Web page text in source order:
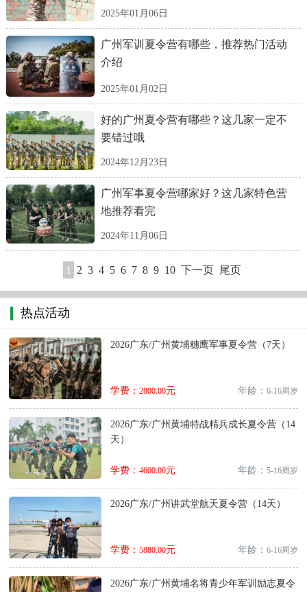
2025年01月06日
广州军训夏令营有哪些，推荐热门活动
介绍
2025年01月02日
好的广州夏令营有哪些？这几家一定不
要错过哦
2024年12月23日
广州军事夏令营哪家好？这几家特色营
地推荐看完
2024年11月06日
1 2 3 4 5 6 7 8 9 10 下一页 尾页
热点活动
2026广东/广州黄埔穗鹰军事夏令营（7天）
学费： 2800.00元 年龄： 6-16周岁
2026广东/广州黄埔特战精兵成长夏令营（14
天）
学费： 4600.00元 年龄： 5-16周岁
2026广东/广州讲武堂航天夏令营（14天）
学费： 5880.00元 年龄： 6-16周岁
2026广东/广州黄埔名将青少年军训励志夏令